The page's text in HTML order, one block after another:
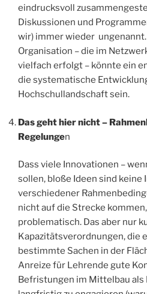
eindrucksvoll
Diskussionen und
wir) immer wieder
Organisation – die im
vielfach erfolgt – könnte ein
die systematische
Hochschullandschaft sein.
Das geht hier nicht –
Regelungen
Dass viele Innovationen –
sollen, bloße Ideen sind keine
verschiedener
nicht auf die Strecke
problematisch. Das aber nur
Kapazitätsverordnungen, die
bestimmte Sachen in der
Anreize für Lehrende gute
Befristungen im Mittelbau als